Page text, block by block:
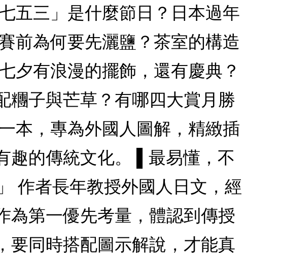
五三」是什麼節日？日本過年
前為何要先灑鹽？茶室的構造
夕有浪漫的擺飾，還有慶典？
糰子與芒草？有哪四大賞月勝
本，專為外國人圖解，精緻插
趣的傳統文化。 ▌最易懂，不
作者長年教授外國人日文，經
為第一優先考量，體認到傳授
要同時搭配圖示解說，才能真